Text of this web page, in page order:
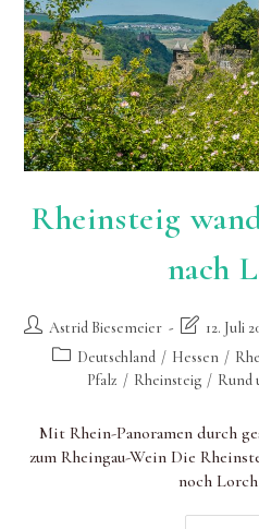
Rheinsteig
nach
Beitrags-
Autor:
Astrid Biesemeier
Beitrag
zuletzt
geändert
am:
12. Juli
Beitrags-
Kategorie:
Deutschland / Hessen /
Pfalz / Rheinsteig / Rund
Mit Rhein-Panoramen durch
zum Rheingau-Wein Die
noch